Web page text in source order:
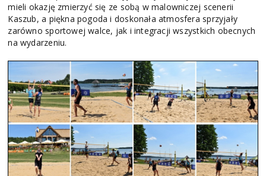
mieli okazję zmierzyć się ze sobą w malowniczej scenerii
Kaszub, a piękna pogoda i doskonała atmosfera sprzyjały
zarówno sportowej walce, jak i integracji wszystkich obecnych
na wydarzeniu.